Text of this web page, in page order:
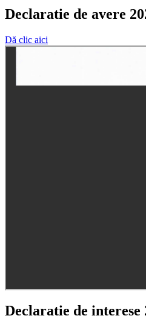
Declaratie de avere
Dă clic aici
Declaratie de interese